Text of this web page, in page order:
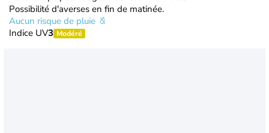
Possibilité d'averses en fin de matinée.
Aucun risque de pluie
Indice UV3 Modéré